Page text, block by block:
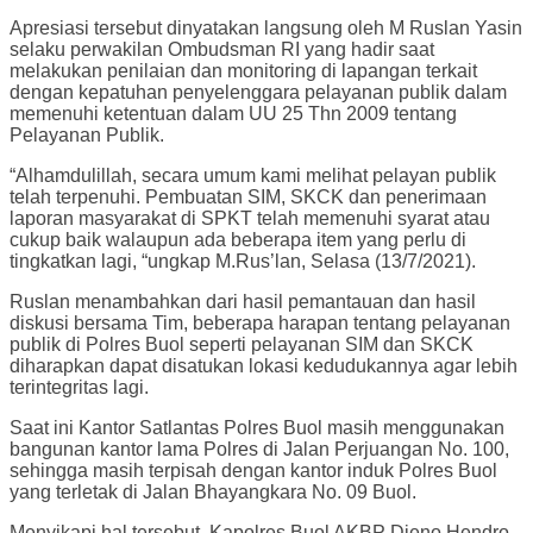
Apresiasi tersebut dinyatakan langsung oleh M Ruslan Yasin
selaku perwakilan Ombudsman RI yang hadir saat
melakukan penilaian dan monitoring di lapangan terkait
dengan kepatuhan penyelenggara pelayanan publik dalam
memenuhi ketentuan dalam UU 25 Thn 2009 tentang
Pelayanan Publik.
“Alhamdulillah, secara umum kami melihat pelayan publik
telah terpenuhi. Pembuatan SIM, SKCK dan penerimaan
laporan masyarakat di SPKT telah memenuhi syarat atau
cukup baik walaupun ada beberapa item yang perlu di
tingkatkan lagi, “ungkap M.Rus’lan, Selasa (13/7/2021).
Ruslan menambahkan dari hasil pemantauan dan hasil
diskusi bersama Tim, beberapa harapan tentang pelayanan
publik di Polres Buol seperti pelayanan SIM dan SKCK
diharapkan dapat disatukan lokasi kedudukannya agar lebih
terintegritas lagi.
Saat ini Kantor Satlantas Polres Buol masih menggunakan
bangunan kantor lama Polres di Jalan Perjuangan No. 100,
sehingga masih terpisah dengan kantor induk Polres Buol
yang terletak di Jalan Bhayangkara No. 09 Buol.